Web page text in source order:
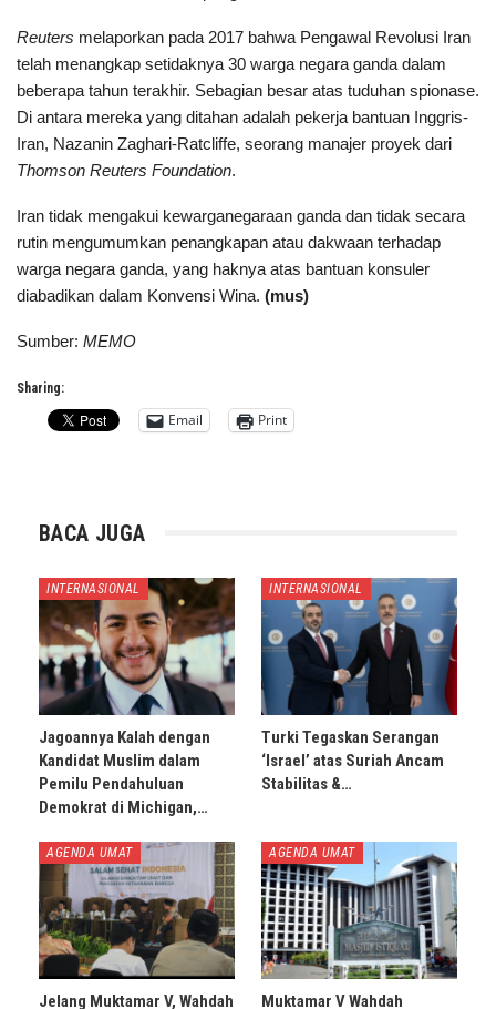
Reuters melaporkan pada 2017 bahwa Pengawal Revolusi Iran
telah menangkap setidaknya 30 warga negara ganda dalam
beberapa tahun terakhir. Sebagian besar atas tuduhan spionase.
Di antara mereka yang ditahan adalah pekerja bantuan Inggris-
Iran, Nazanin Zaghari-Ratcliffe, seorang manajer proyek dari
Thomson Reuters Foundation.
Iran tidak mengakui kewarganegaraan ganda dan tidak secara
rutin mengumumkan penangkapan atau dakwaan terhadap
warga negara ganda, yang haknya atas bantuan konsuler
diabadikan dalam Konvensi Wina. (mus)
Sumber: MEMO
Sharing:
Email Print
BACA JUGA
INTERNASIONAL
Jagoannya Kalah dengan
Kandidat Muslim dalam
Pemilu Pendahuluan
Demokrat di Michigan,…
INTERNASIONAL
Turki Tegaskan Serangan
‘Israel’ atas Suriah Ancam
Stabilitas &…
AGENDA UMAT
Jelang Muktamar V, Wahdah
AGENDA UMAT
Muktamar V Wahdah